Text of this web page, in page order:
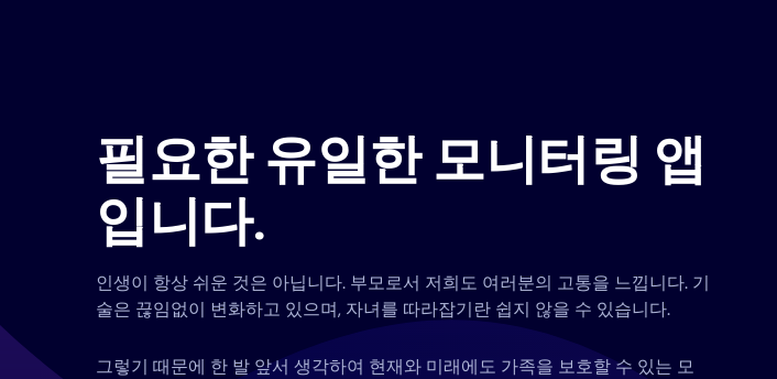
필요한 유일한 모니터링 앱
입니다.
인생이 항상 쉬운 것은 아닙니다. 부모로서 저희도 여러분의 고통을 느낍니다. 기
술은 끊임없이 변화하고 있으며, 자녀를 따라잡기란 쉽지 않을 수 있습니다.
그렇기 때문에 한 발 앞서 생각하여 현재와 미래에도 가족을 보호할 수 있는 모